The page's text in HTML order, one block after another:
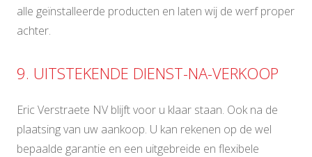
alle geïnstalleerde producten en laten wij de werf proper
achter.
9. UITSTEKENDE DIENST-NA-VERKOOP
Eric Verstraete NV blijft voor u klaar staan. Ook na de
plaatsing van uw aankoop. U kan rekenen op de wel
bepaalde garantie en een uitgebreide en flexibele